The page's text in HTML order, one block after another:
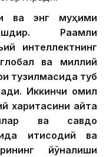
ва энг муҳими
Рақамли
интеллектнинг
ва миллий
тузилмасида туб
Иккинчи омил
харитасини қайта
ва савдо
иқтисодий ва
йўналиши